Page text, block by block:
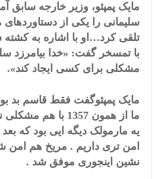
مایک پمپئو، وزیر خارجه سابق
سلیمانی را یکی از
تلقی کرد…او با اشاره به
با تمسخر گفت: «خدا بیامرزد
مشکلی برای کسی ایجاد کند».
مایک پمپئوگفت فقط قاسم بد
ما از همون 1357 با
یه مارمولک دیگه ایی بود که بعد
امن تری داریم . مریخ هم امن
نشین اینجوری موفق شد .